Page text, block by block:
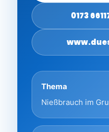
0173
Thema
Nießbrauch im